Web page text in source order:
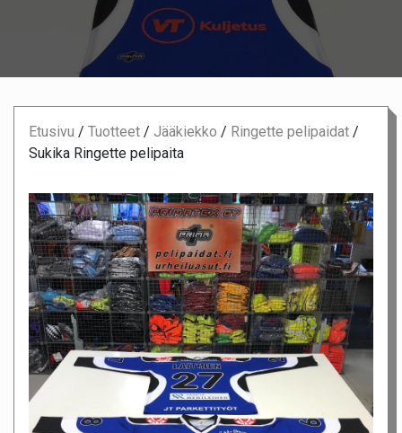
Etusivu / Tuotteet / Jääkiekko / Ringette pelipaidat /
Sukika Ringette pelipaita